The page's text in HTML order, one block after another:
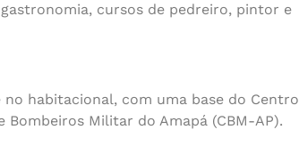
cursos de pedreiro, pintor e
habitacional, com uma base do Centro
Bombeiros Militar do Amapá (CBM-AP).